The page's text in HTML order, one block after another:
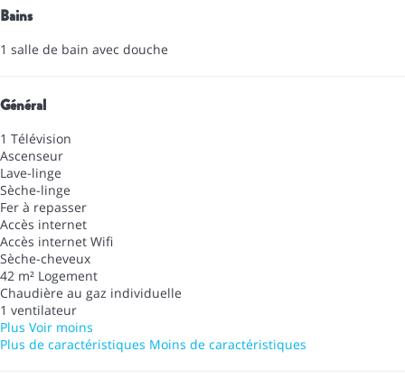
Bains
1 salle de bain avec douche
Général
1 Télévision
Ascenseur
Lave-linge
Sèche-linge
Fer à repasser
Accès internet
Accès internet Wifi
Sèche-cheveux
42 m² Logement
Chaudière au gaz individuelle
1 ventilateur
Plus Voir moins
Plus de caractéristiques Moins de caractéristiques